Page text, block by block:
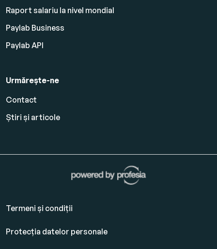
Raport salariu la nivel mondial
Paylab Business
Paylab API
Urmărește-ne
Contact
Știri și articole
Termeni și condiții
Protecția datelor personale